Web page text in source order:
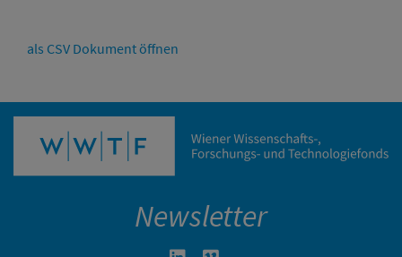
als CSV Dokument öffnen
Newsletter